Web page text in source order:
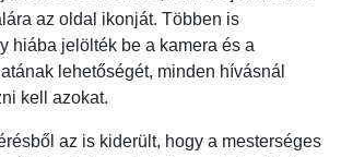
az oldal ikonját. Többen is
hiába jelölték be a kamera és a
lehetőségét, minden hívásnál
kell azokat.
az is kiderült, hogy a mesterséges